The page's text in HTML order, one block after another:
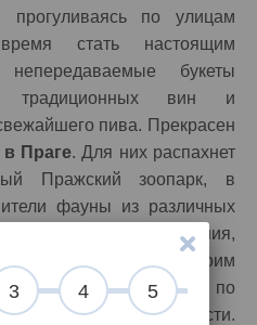
3 4 5
прогуливаясь по улицам
стать настоящим
непередаваемые букеты
традиционных вин и
пива. Прекрасен
Праге. Для них распахнет
Пражский зоопарк, в
фауны из различных
не все развлечения,
Прага своим
смогут прогуливаться по
о своей безопасности.